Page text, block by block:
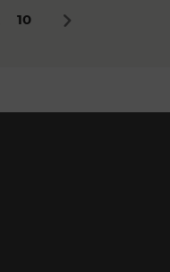
10 Nächstes